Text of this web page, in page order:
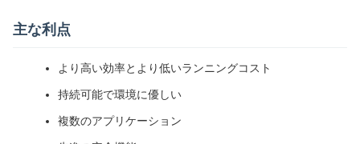
主な利点
より高い効率とより低いランニングコスト
持続可能で環境に優しい
複数のアプリケーション